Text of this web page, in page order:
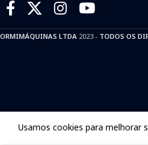
ORMIMÁQUINAS LTDA 2023 - TODOS OS
Usamos cookies para melhorar